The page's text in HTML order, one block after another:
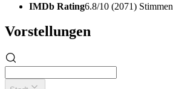
IMDb Rating6.8/10 (2071) Stimmen
Vorstellungen